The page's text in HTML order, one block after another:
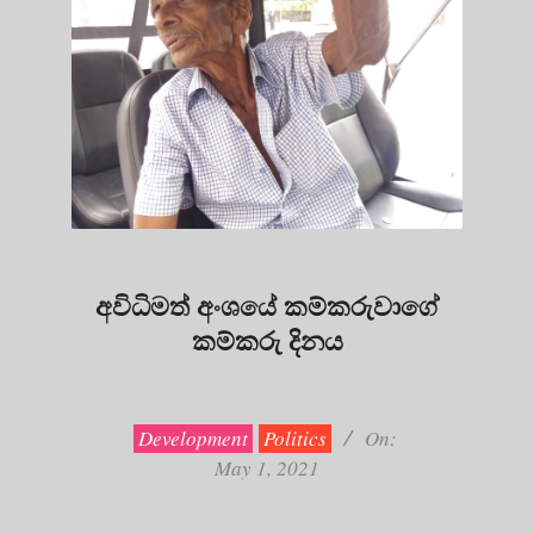
අවිධිමත් අංශයේ කම්කරුවාගේ
කම්කරු දිනය
Development Politics
On:
May 1, 2021